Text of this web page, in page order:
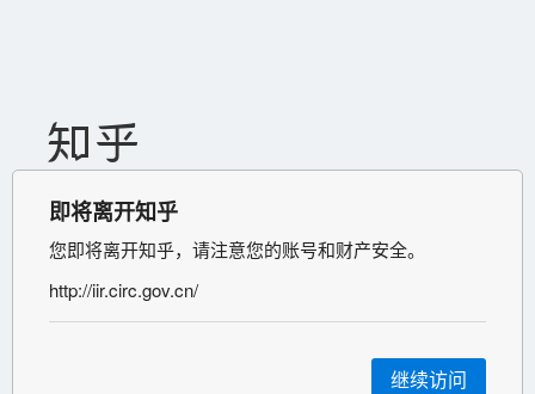
即将离开知乎
您即将离开知乎，请注意您的账号和财产安全。
http://iir.circ.gov.cn/
继续访问